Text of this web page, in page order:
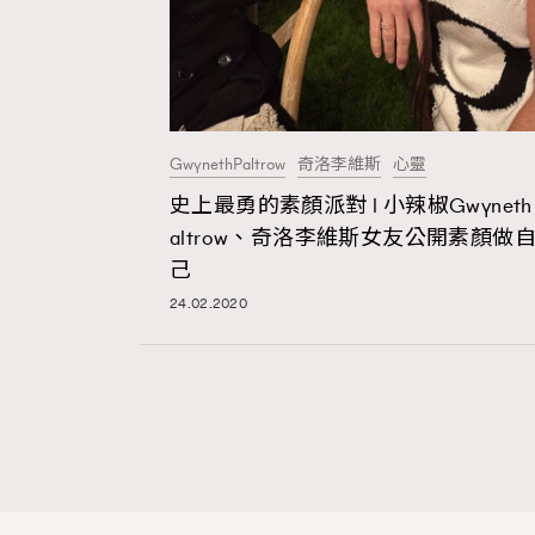
GwynethPaltrow 奇洛李維斯 心靈
史上最勇的素顏派對 l 小辣椒Gwyneth
altrow、奇洛李維斯女友公開素顏做自
己
24.02.2020